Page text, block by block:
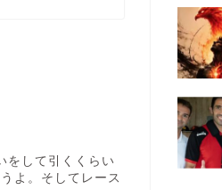
をして引くくらい
よ。そしてレース